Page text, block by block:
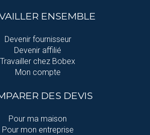
ENSEMBLE
Devenir fournisseur
Devenir affilié
Travailler chez Bobex
Mon compte
DES DEVIS
Pour ma maison
Pour mon entreprise